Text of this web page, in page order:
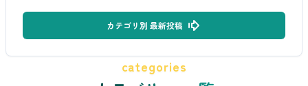
カテゴリ別 最新投稿
categories